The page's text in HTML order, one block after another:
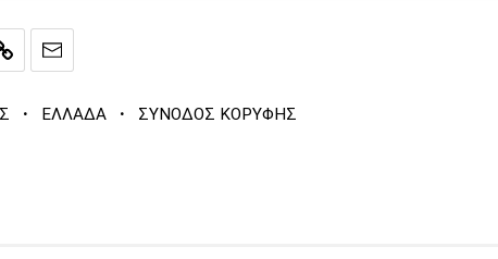
· ΕΛΛΑΔΑ · ΣΥΝΟΔΟΣ ΚΟΡΥΦΗΣ